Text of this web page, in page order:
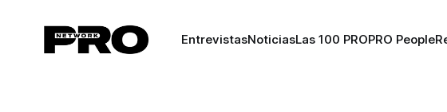
EntrevistasNoticiasLas 100 PROPRO People